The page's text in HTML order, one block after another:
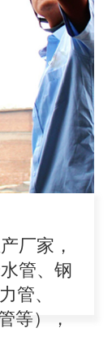
厂家，
管、钢
管、
等），